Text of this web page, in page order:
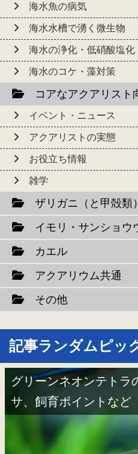
海水魚の病気
海水水槽で湧く微生物
海水の浄化・低硝酸塩化
海水のコケ・藻対策
コアなアクアリスト
イベント・ニュース
アクアリストの実態
お役立ち情報
雑学
ザリガニ（と甲殻類）
イモリ・サンショウ
カエル
アクアリウム共通
その他
記事ランダムピッ
グリーンネオンテトラ
サ、飼育ポイントなど